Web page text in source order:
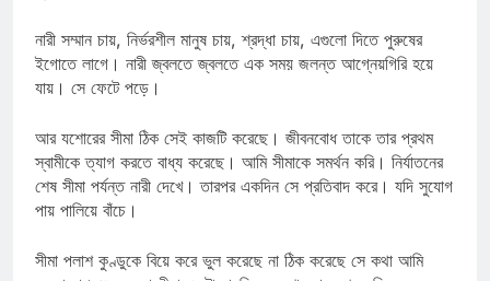
নারী সম্মান চায়, নির্ভরশীল মানুষ চায়, শ্রদ্ধা চায়, এগুলো দিতে পুরুষের
ইগোতে লাগে। নারী জ্বলতে জ্বলতে এক সময় জলন্ত আগ্নেয়গিরি হয়ে
যায়। সে ফেটে পড়ে।
আর যশোরের সীমা ঠিক সেই কাজটি করেছে। জীবনবোধ তাকে তার প্রথম
স্বামীকে ত্যাগ করতে বাধ্য করেছে। আমি সীমাকে সমর্থন করি। নির্যাতনের
শেষ সীমা পর্যন্ত নারী দেখে। তারপর একদিন সে প্রতিবাদ করে। যদি সুযোগ
পায় পালিয়ে বাঁচে।
সীমা পলাশ কুণ্ডুকে বিয়ে করে ভুল করেছে না ঠিক করেছে সে কথা আমি